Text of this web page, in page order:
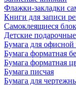
Флажки-закладки
Книги для записи
Самоклеящиеся
Детские
Бумага для офисной
Бумага форматная
Бумага форматная
Бумага писчая
Бумага для